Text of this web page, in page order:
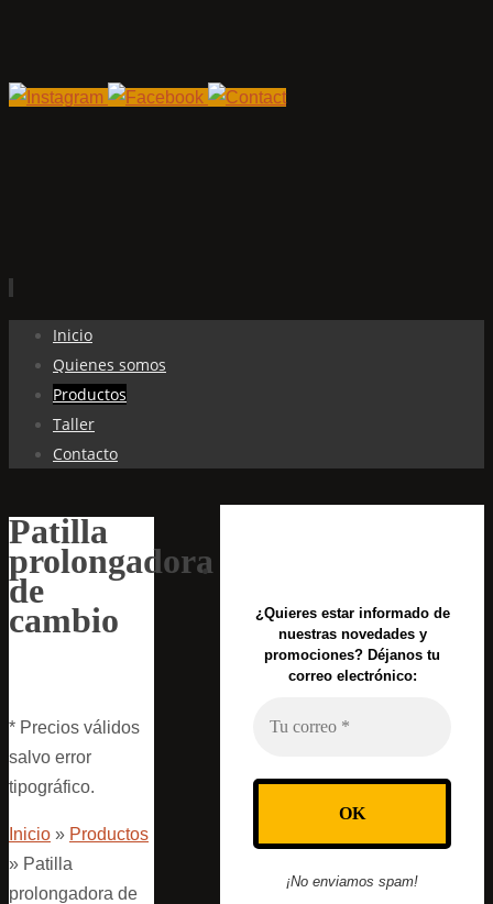
contenido
Inicio
Quienes somos
Productos
Taller
Contacto
Patilla
prolongadora
de
cambio
* Precios válidos
salvo error
tipográfico.
Inicio » Productos
» Patilla
prolongadora de
¿Quieres estar informado de
nuestras novedades y
promociones? Déjanos tu
correo electrónico:
¡No enviamos spam!